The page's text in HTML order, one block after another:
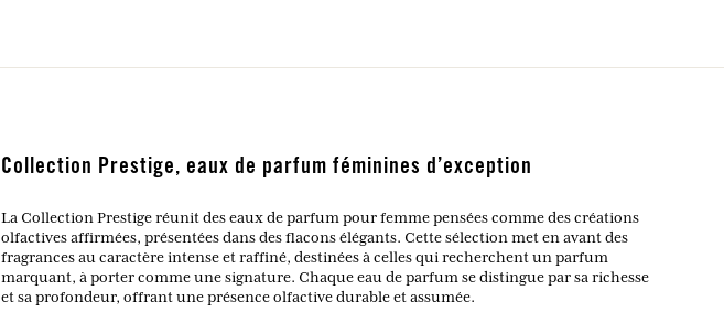
Collection Prestige, eaux de parfum féminines d’exception
La Collection Prestige réunit des eaux de parfum pour femme pensées comme des créations
olfactives affirmées, présentées dans des flacons élégants. Cette sélection met en avant des
fragrances au caractère intense et raffiné, destinées à celles qui recherchent un parfum
marquant, à porter comme une signature. Chaque eau de parfum se distingue par sa richesse
et sa profondeur, offrant une présence olfactive durable et assumée.